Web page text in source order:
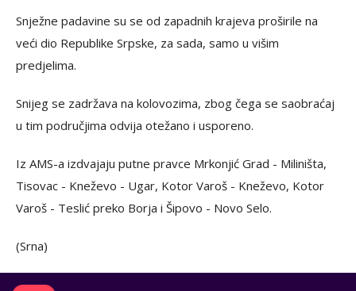
Snježne padavine su se od zapadnih krajeva proširile na
veći dio Republike Srpske, za sada, samo u višim
predjelima.
Snijeg se zadržava na kolovozima, zbog čega se saobraćaj
u tim područjima odvija otežano i usporeno.
Iz AMS-a izdvajaju putne pravce Mrkonjić Grad - Miliništa,
Tisovac - Kneževo - Ugar, Kotor Varoš - Kneževo, Kotor
Varoš - Teslić preko Borja i Šipovo - Novo Selo.
(Srna)